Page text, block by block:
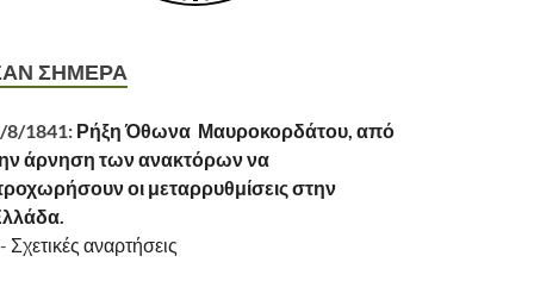
ΣΗΜΕΡΑ
8/1841: Ρήξη Όθωνα  Μαυροκορδάτου, από
άρνηση των ανακτόρων να
οι μεταρρυθμίσεις στην
- Σχετικές αναρτήσεις